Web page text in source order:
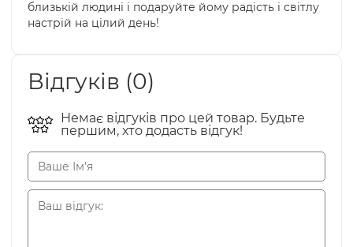
близькій людині і подаруйте йому радість і світлу
настрій на цілий день!
Відгуків (0)
Немає відгуків про цей товар. Будьте
першим, хто додасть відгук!